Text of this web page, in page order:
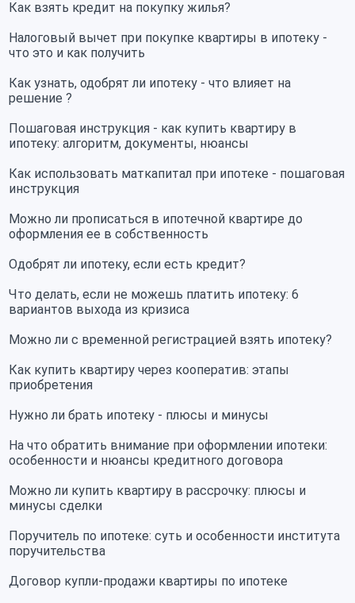
Как взять кредит на покупку жилья?
Налоговый вычет при покупке квартиры в ипотеку -
что это и как получить
Как узнать, одобрят ли ипотеку - что влияет на
решение ?
Пошаговая инструкция - как купить квартиру в
ипотеку: алгоритм, документы, нюансы
Как использовать маткапитал при ипотеке - пошаговая
инструкция
Можно ли прописаться в ипотечной квартире до
оформления ее в собственность
Одобрят ли ипотеку, если есть кредит?
Что делать, если не можешь платить ипотеку: 6
вариантов выхода из кризиса
Можно ли с временной регистрацией взять ипотеку?
Как купить квартиру через кооператив: этапы
приобретения
Нужно ли брать ипотеку - плюсы и минусы
На что обратить внимание при оформлении ипотеки:
особенности и нюансы кредитного договора
Можно ли купить квартиру в рассрочку: плюсы и
минусы сделки
Поручитель по ипотеке: суть и особенности института
поручительства
Договор купли-продажи квартиры по ипотеке